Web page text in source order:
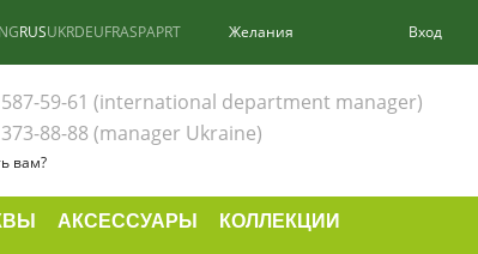
RUSUKRDEUFRASPAPRT Желания Вход
587-59-61 (international department manager)
88-88 (manager Ukraine)
вам?
АКСЕССУАРЫ
КОЛЛЕКЦИИ